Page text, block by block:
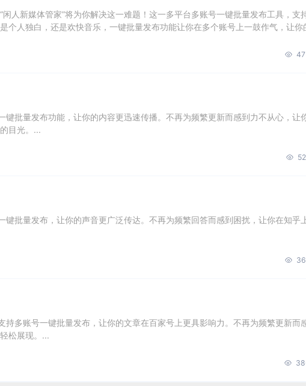
人新媒体管家”将为你解决这一难题！这一多平台多账号一键批量发布工具，支
个人独白，还是欢快音乐，一键批量发布功能让你在多个账号上一鼓作气，让你
键批量发布功能，让你的内容更迅速传播。不再为频繁更新而感到力不从心，让
目光。...
键批量发布，让你的声音更广泛传达。不再为频繁回答而感到困扰，让你在知乎
持多账号一键批量发布，让你的文章在百家号上更具影响力。不再为频繁更新而
松展现。...